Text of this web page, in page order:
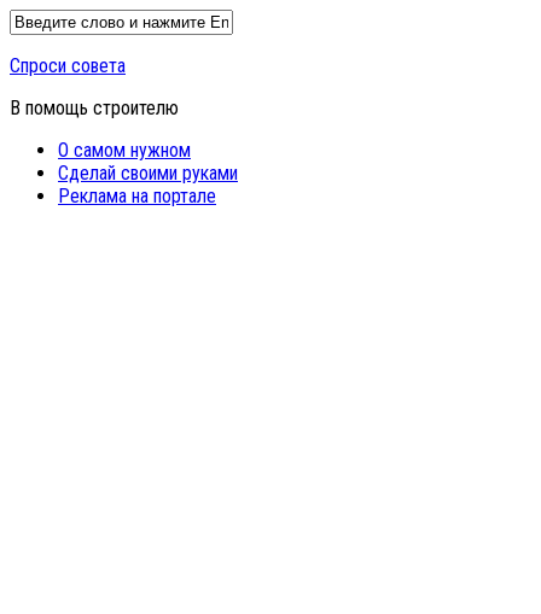
Спроси совета
В помощь строителю
О самом нужном
Сделай своими руками
Реклама на портале